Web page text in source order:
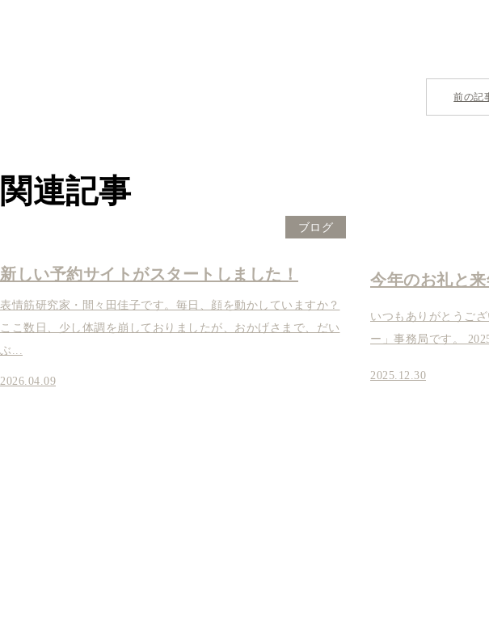
前の記
関連記事
ブログ
新しい予約サイトがスタートしました！
表情筋研究家・間々田佳子です。毎日、顔を動かしていますか？
ここ数日、少し体調を崩しておりましたが、おかげさまで、だい
ぶ...
2026.04.09
今年のお礼と
いつもありがとうご
ー」事務局です。
2025.12.30